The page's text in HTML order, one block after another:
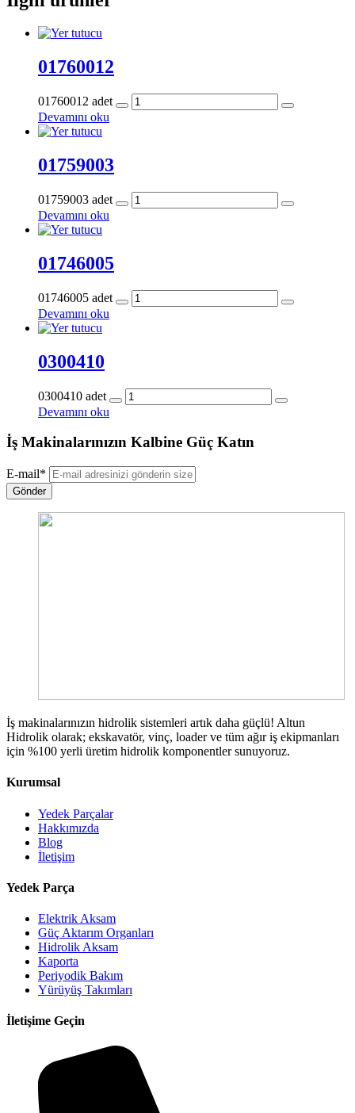
01760012
01760012 adet
Devamını oku
01759003
01759003 adet
Devamını oku
01746005
01746005 adet
Devamını oku
0300410
0300410 adet
Devamını oku
İş Makinalarınızın Kalbine Güç Katın
E-mail*
Gönder
İş makinalarınızın hidrolik sistemleri artık daha güçlü! Altun
Hidrolik olarak; ekskavatör, vinç, loader ve tüm ağır iş ekipmanları
için %100 yerli üretim hidrolik komponentler sunuyoruz.
Kurumsal
Yedek Parçalar
Hakkımızda
Blog
İletişim
Yedek Parça
Elektrik Aksam
Güç Aktarım Organları
Hidrolik Aksam
Kaporta
Periyodik Bakım
Yürüyüş Takımları
İletişime Geçin